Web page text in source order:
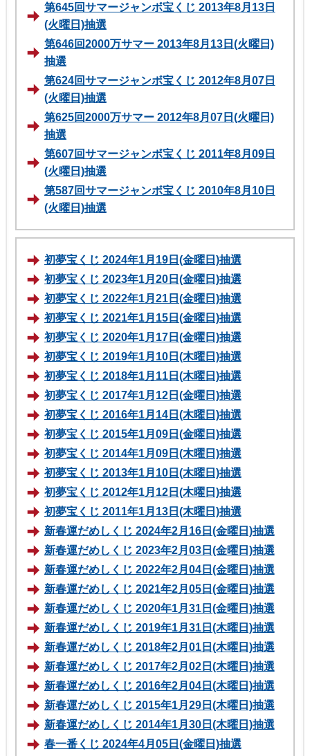
第645回サマージャンボ宝くじ 2013年8月13日
(火曜日)抽選
第646回2000万サマー 2013年8月13日(火曜日)
抽選
第624回サマージャンボ宝くじ 2012年8月07日
(火曜日)抽選
第625回2000万サマー 2012年8月07日(火曜日)
抽選
第607回サマージャンボ宝くじ 2011年8月09日
(火曜日)抽選
第587回サマージャンボ宝くじ 2010年8月10日
(火曜日)抽選
初夢宝くじ 2024年1月19日(金曜日)抽選
初夢宝くじ 2023年1月20日(金曜日)抽選
初夢宝くじ 2022年1月21日(金曜日)抽選
初夢宝くじ 2021年1月15日(金曜日)抽選
初夢宝くじ 2020年1月17日(金曜日)抽選
初夢宝くじ 2019年1月10日(木曜日)抽選
初夢宝くじ 2018年1月11日(木曜日)抽選
初夢宝くじ 2017年1月12日(金曜日)抽選
初夢宝くじ 2016年1月14日(木曜日)抽選
初夢宝くじ 2015年1月09日(金曜日)抽選
初夢宝くじ 2014年1月09日(木曜日)抽選
初夢宝くじ 2013年1月10日(木曜日)抽選
初夢宝くじ 2012年1月12日(木曜日)抽選
初夢宝くじ 2011年1月13日(木曜日)抽選
新春運だめしくじ 2024年2月16日(金曜日)抽選
新春運だめしくじ 2023年2月03日(金曜日)抽選
新春運だめしくじ 2022年2月04日(金曜日)抽選
新春運だめしくじ 2021年2月05日(金曜日)抽選
新春運だめしくじ 2020年1月31日(金曜日)抽選
新春運だめしくじ 2019年1月31日(木曜日)抽選
新春運だめしくじ 2018年2月01日(木曜日)抽選
新春運だめしくじ 2017年2月02日(木曜日)抽選
新春運だめしくじ 2016年2月04日(木曜日)抽選
新春運だめしくじ 2015年1月29日(木曜日)抽選
新春運だめしくじ 2014年1月30日(木曜日)抽選
春一番くじ 2024年4月05日(金曜日)抽選